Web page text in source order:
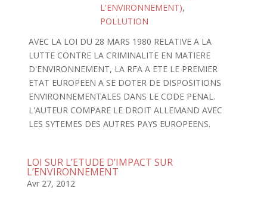
L'ENVIRONNEMENT),
POLLUTION
AVEC LA LOI DU 28 MARS 1980 RELATIVE A LA
LUTTE CONTRE LA CRIMINALITE EN MATIERE
D'ENVIRONNEMENT, LA RFA A ETE LE PREMIER
ETAT EUROPEEN A SE DOTER DE DISPOSITIONS
ENVIRONNEMENTALES DANS LE CODE PENAL.
L'AUTEUR COMPARE LE DROIT ALLEMAND AVEC
LES SYTEMES DES AUTRES PAYS EUROPEENS.
LOI SUR L’ETUDE D’IMPACT SUR
L’ENVIRONNEMENT
Avr 27, 2012